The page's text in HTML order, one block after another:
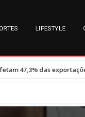
LIFESTYLE
do Brasil, aponta